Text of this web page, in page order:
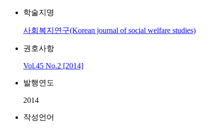
학술지명
사회복지연구(Korean journal of social welfare studies)
권호사항
Vol.45 No.2 [2014]
발행연도
2014
작성언어